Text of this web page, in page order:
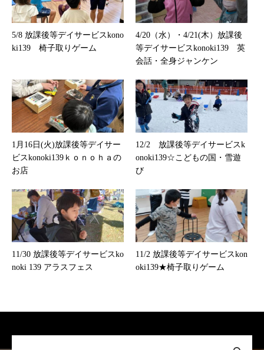
5/8 放課後等デイサービスkono
ki139 椅子取りゲーム
4/20（水）・4/21(木）放課後
等デイサービスkonoki139 英
会話・全身ジャンケン
1月16日(火)放課後等デイサー
ビスkonoki139ｋｏｎｏｈａの
お店
12/2 放課後等デイサービスk
onoki139☆こどもの国・雪遊
び
11/30 放課後等デイサービスko
noki 139 アラスフェス
11/2 放課後等デイサービスkon
oki139★椅子取りゲーム